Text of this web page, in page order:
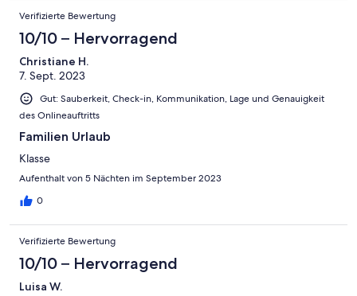
Verifizierte Bewertung
10/10 – Hervorragend
Christiane H.
7. Sept. 2023
Gut: Sauberkeit, Check-in, Kommunikation, Lage und Genauigkeit
des Onlineauftritts
Familien Urlaub
Klasse
Aufenthalt von 5 Nächten im September 2023
0
Verifizierte Bewertung
10/10 – Hervorragend
Luisa W.